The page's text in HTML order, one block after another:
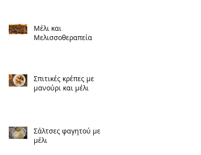
Μέλι και
Μελισσοθεραπεία
Σπιτικές κρέπες με
μανούρι και μέλι
Σάλτσες φαγητού με
μέλι